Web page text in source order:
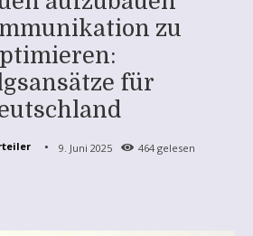
zu
für
9. Juni 2025 464 gelesen